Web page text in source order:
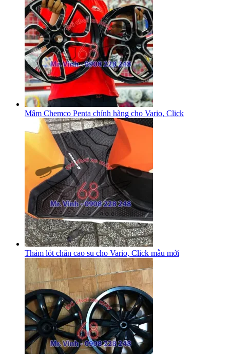
Mâm Chemco Penta chính hãng cho Vario, Click
Thảm lót chân cao su cho Vario, Click mẫu mới